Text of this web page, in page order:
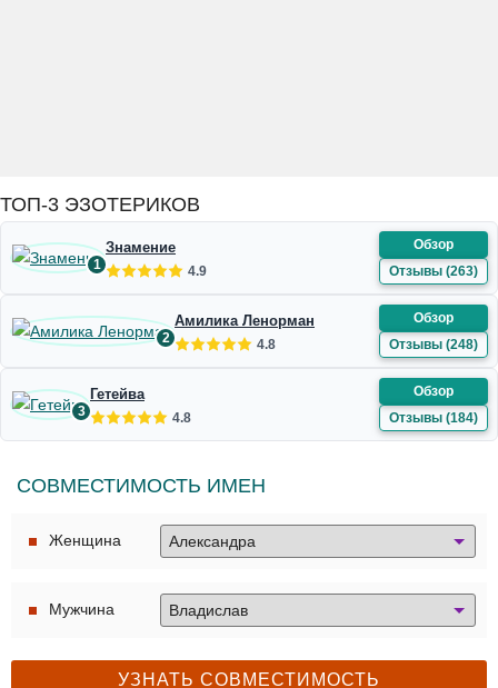
ТОП-3 ЭЗОТЕРИКОВ
1
Знамение
4.9
Обзор
Отзывы (263)
2
Амилика Ленорман
4.8
Обзор
Отзывы (248)
3
Гетейва
4.8
Обзор
Отзывы (184)
СОВМЕСТИМОСТЬ ИМЕН
Женщина
Мужчина